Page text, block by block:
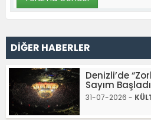
DİĞER HABERLER
Denizli’de
Sayım Başladı
31-07-2026 -